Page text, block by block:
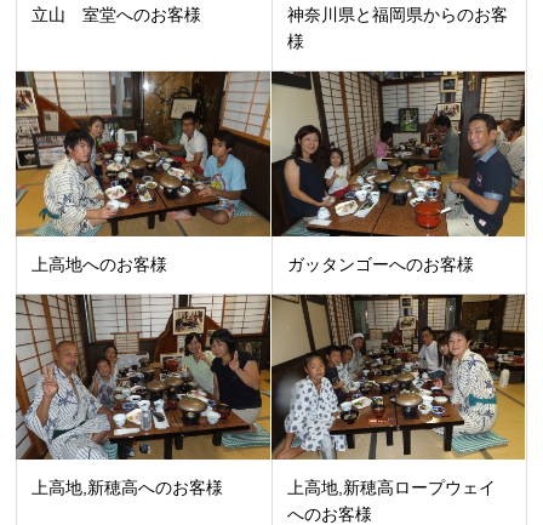
立山 室堂へのお客様
神奈川県と福岡県からのお客
様
上高地へのお客様 ガッタンゴーへのお客様
上高地,新穂高へのお客様
上高地,新穂高ロープウェイ
へのお客様